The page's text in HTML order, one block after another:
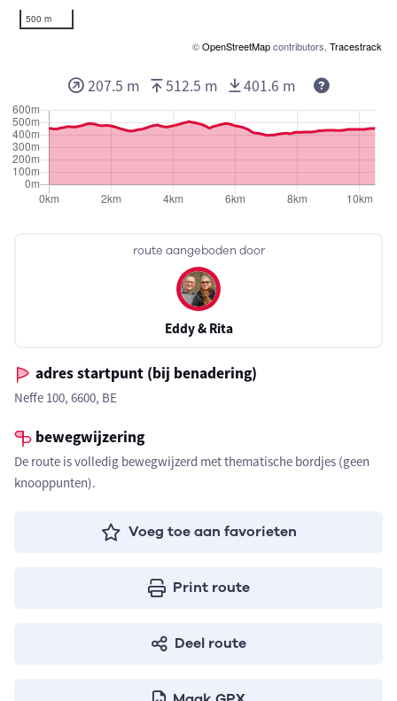
500 m
©OpenStreetMapcontributors, Tracestrack
route aangeboden door
Eddy & Rita
adres startpunt (bij benadering)
Neffe 100, 6600, BE
bewegwijzering
De route is volledig bewegwijzerd met thematische bordjes (geen
knooppunten).
Voeg toe aan favorieten
Print route
Deel route
207.5 m 512.5 m 401.6 m